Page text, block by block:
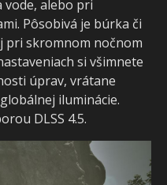
vode, alebo pri
Pôsobivá je búrka či
pri skromnom nočnom
si všimnete
úprav, vrátane
iluminácie.
DLSS 4.5.